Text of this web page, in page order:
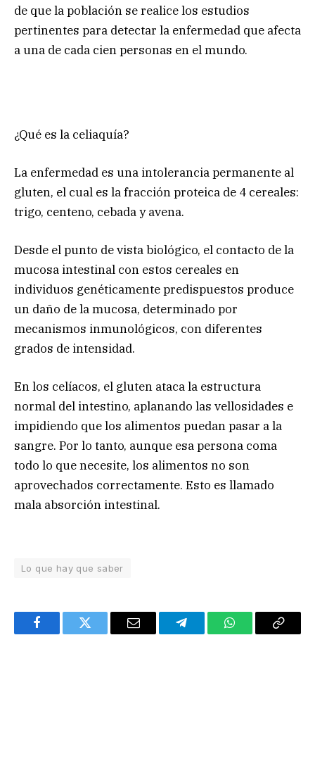
de que la población se realice los estudios
pertinentes para detectar la enfermedad que afecta
a una de cada cien personas en el mundo.
¿Qué es la celiaquía?
La enfermedad es una intolerancia permanente al
gluten, el cual es la fracción proteica de 4 cereales:
trigo, centeno, cebada y avena.
Desde el punto de vista biológico, el contacto de la
mucosa intestinal con estos cereales en
individuos genéticamente predispuestos produce
un daño de la mucosa, determinado por
mecanismos inmunológicos, con diferentes
grados de intensidad.
En los celíacos, el gluten ataca la estructura
normal del intestino, aplanando las vellosidades e
impidiendo que los alimentos puedan pasar a la
sangre. Por lo tanto, aunque esa persona coma
todo lo que necesite, los alimentos no son
aprovechados correctamente. Esto es llamado
mala absorción intestinal.
Lo que hay que saber
FacebookTwitter Email TelegramWhatsAppCopy